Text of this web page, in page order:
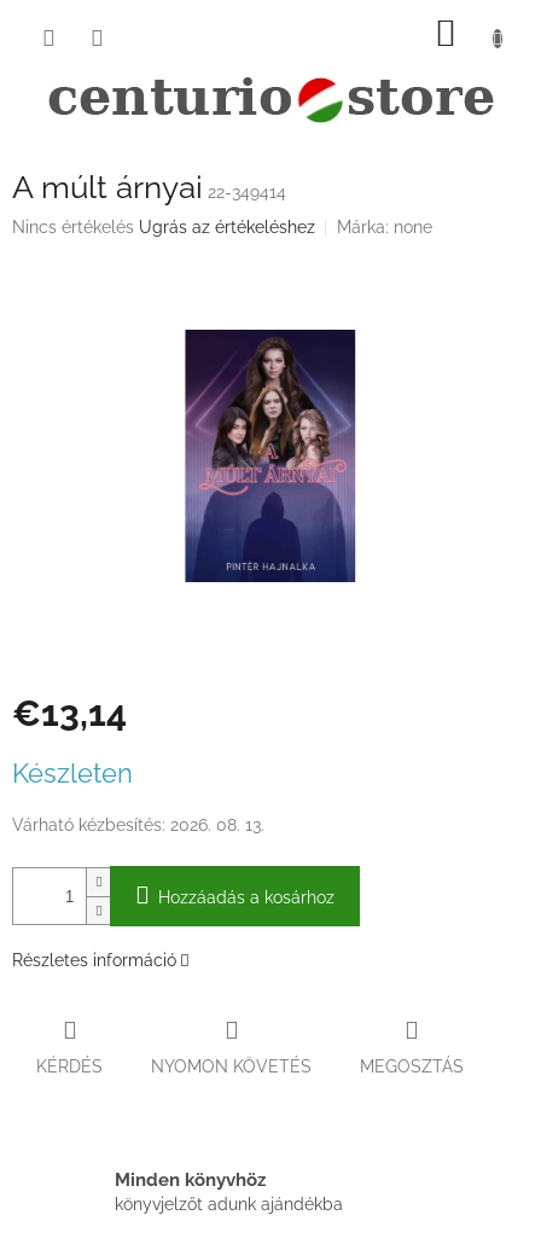
KOSÁR
A múlt árnyai 22-349414
A
Nincs értékelés Ugrás az értékeléshez Márka: none
€13,14
Készleten
Várható kézbesítés: 2026. 08. 13.
Hozzáadás a kosárhoz
Részletes információ
KÉRDÉS NYOMON KÖVETÉS MEGOSZTÁS
Minden könyvhöz
könyvjelzőt adunk ajándékba